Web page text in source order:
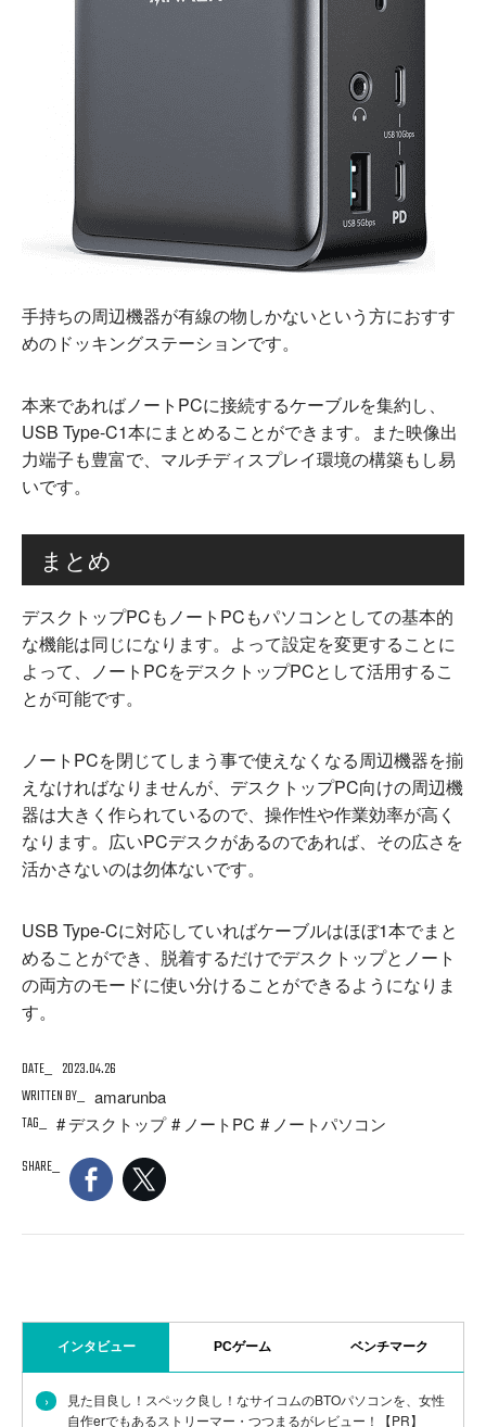
手持ちの周辺機器が有線の物しかないという方におすす
めのドッキングステーションです。
本来であればノートPCに接続するケーブルを集約し、
USB Type-C1本にまとめることができます。また映像出
力端子も豊富で、マルチディスプレイ環境の構築もし易
いです。
まとめ
デスクトップPCもノートPCもパソコンとしての基本的
な機能は同じになります。よって設定を変更することに
よって、ノートPCをデスクトップPCとして活用するこ
とが可能です。
ノートPCを閉じてしまう事で使えなくなる周辺機器を揃
えなければなりませんが、デスクトップPC向けの周辺機
器は大きく作られているので、操作性や作業効率が高く
なります。広いPCデスクがあるのであれば、その広さを
活かさないのは勿体ないです。
USB Type-Cに対応していればケーブルはほぼ1本でまと
めることができ、脱着するだけでデスクトップとノート
の両方のモードに使い分けることができるようになりま
す。
DATE
2023.04.26
WRITTEN BY
amarunba
TAG
デスクトップ ノートPC
ノートパソコン
SHARE
インタビュー PCゲーム ベンチマーク
›
見た目良し！スペック良し！なサイコムのBTOパソコンを、女性
自作erでもあるストリーマー・つつまるがレビュー！【PR】